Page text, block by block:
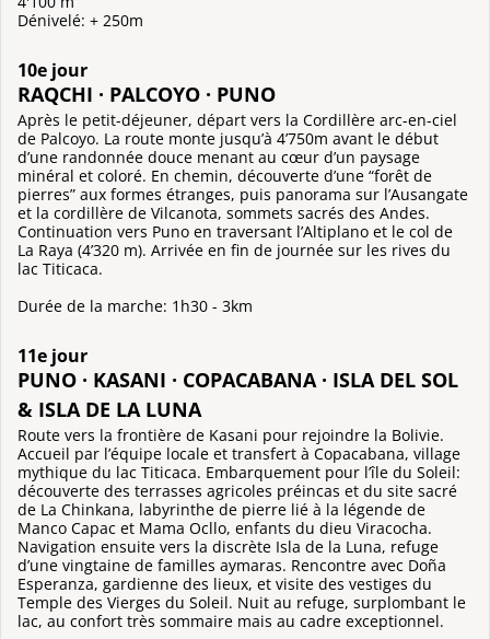
Dénivelé: + 250m
10e jour
RAQCHI · PALCOYO · PUNO
Après le petit-déjeuner, départ vers la Cordillère arc-en-ciel
de Palcoyo. La route monte jusqu’à 4’750m avant le début
d’une randonnée douce menant au cœur d’un paysage
minéral et coloré. En chemin, découverte d’une “forêt de
pierres” aux formes étranges, puis panorama sur l’Ausangate
et la cordillère de Vilcanota, sommets sacrés des Andes.
Continuation vers Puno en traversant l’Altiplano et le col de
La Raya (4’320 m). Arrivée en fin de journée sur les rives du
lac Titicaca.
Durée de la marche: 1h30 - 3km
11e jour
PUNO · KASANI · COPACABANA · ISLA DEL SOL
& ISLA DE LA LUNA
Route vers la frontière de Kasani pour rejoindre la Bolivie.
Accueil par l’équipe locale et transfert à Copacabana, village
mythique du lac Titicaca. Embarquement pour l’île du Soleil:
découverte des terrasses agricoles préincas et du site sacré
de La Chinkana, labyrinthe de pierre lié à la légende de
Manco Capac et Mama Ocllo, enfants du dieu Viracocha.
Navigation ensuite vers la discrète Isla de la Luna, refuge
d’une vingtaine de familles aymaras. Rencontre avec Doña
Esperanza, gardienne des lieux, et visite des vestiges du
Temple des Vierges du Soleil. Nuit au refuge, surplombant le
lac, au confort très sommaire mais au cadre exceptionnel.